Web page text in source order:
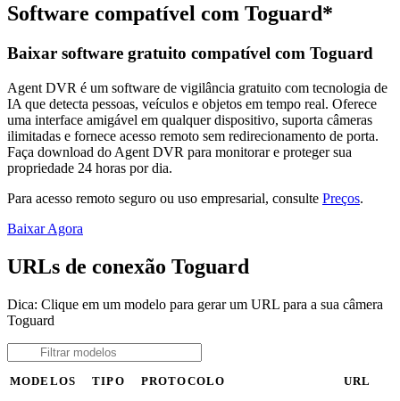
Software compatível com Toguard*
Baixar software gratuito compatível com Toguard
Agent DVR é um software de vigilância gratuito com tecnologia de
IA que detecta pessoas, veículos e objetos em tempo real. Oferece
uma interface amigável em qualquer dispositivo, suporta câmeras
ilimitadas e fornece acesso remoto sem redirecionamento de porta.
Faça download do Agent DVR para monitorar e proteger sua
propriedade 24 horas por dia.
Para acesso remoto seguro ou uso empresarial, consulte Preços.
Baixar Agora
URLs de conexão Toguard
Dica: Clique em um modelo para gerar um URL para a sua câmera
Toguard
MODELOS TIPO PROTOCOLO URL